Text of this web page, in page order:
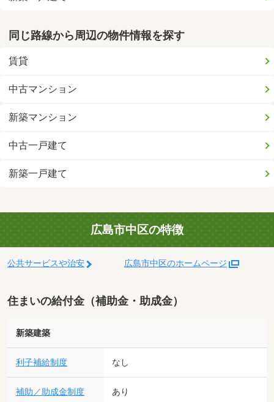
同じ路線から周辺の物件情報を探す
賃貸
中古マンション
新築マンション
中古一戸建て
新築一戸建て
広島市中区の特徴
公共サービスや治安 広島市中区のホームページ
住まいの給付金（補助金・助成金）
新築建築
利子補給制度 なし
補助／助成金制度 あり